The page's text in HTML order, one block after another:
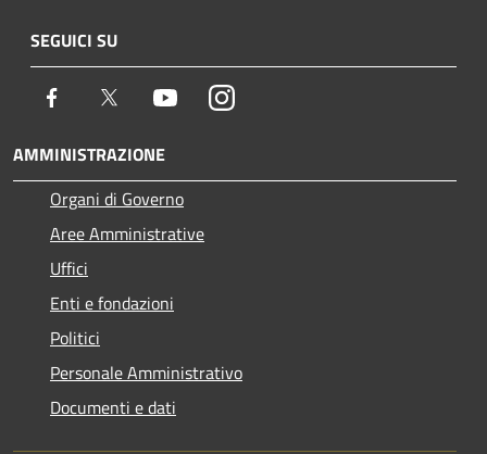
SEGUICI SU
Facebook Twitter YoutubeInstagram
AMMINISTRAZIONE
Organi di Governo
Aree Amministrative
Uffici
Enti e fondazioni
Politici
Personale Amministrativo
Documenti e dati